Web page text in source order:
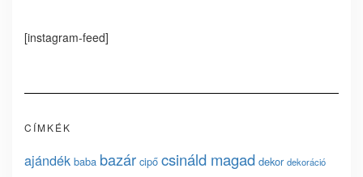
[instagram-feed]
CÍMKÉK
ajándék baba bazár cipő csináld magad dekor dekoráció